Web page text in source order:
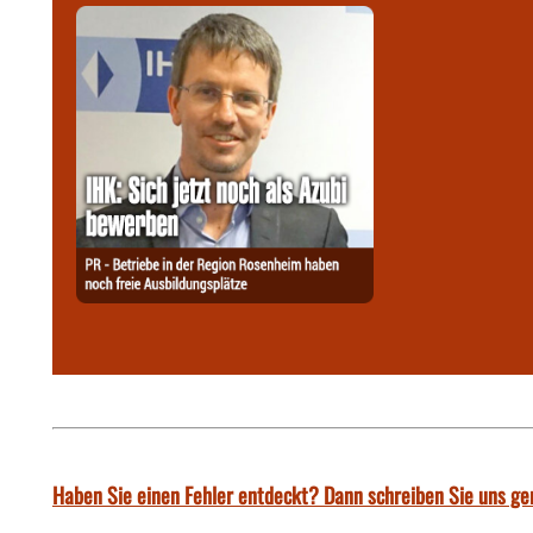
Haben Sie einen Fehler entdeckt? Dann schreiben Sie uns